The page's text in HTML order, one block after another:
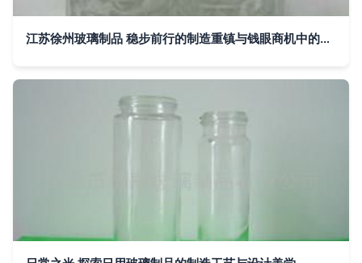
江苏徐州玻璃制品 稳步前行的制造重镇与钱眼商机中的新价值